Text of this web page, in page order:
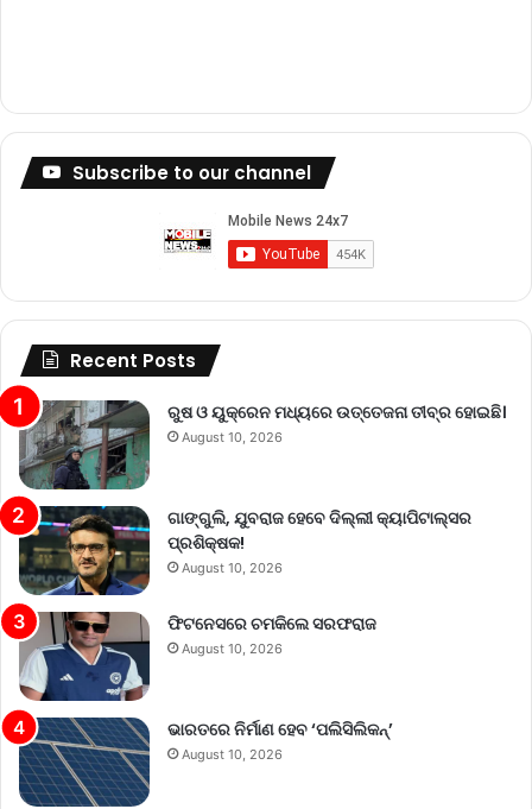
Subscribe to our channel
Recent Posts
ରୁଷ ଓ ୟୁକ୍ରେନ ମଧ୍ୟରେ ଉତ୍ତେଜନା ତୀବ୍ର ହୋଇଛି।
August 10, 2026
ଗାଙ୍ଗୁଲି, ଯୁବରାଜ ହେବେ ଦିଲ୍ଲୀ କ୍ୟାପିଟାଲ୍‌ସର
ପ୍ରଶିକ୍ଷକ!
August 10, 2026
ଫିଟନେସରେ ଚମକିଲେ ସରଫରାଜ
August 10, 2026
ଭାରତରେ ନିର୍ମାଣ ହେବ ‘ପଲିସିଲିକନ୍’
August 10, 2026